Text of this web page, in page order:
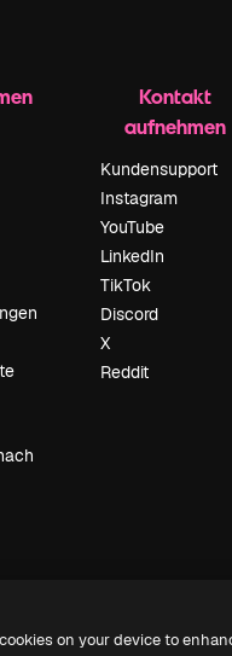
Kontakt
aufnehmen
Kundensupport
Instagram
YouTube
LinkedIn
TikTok
Discord
X
Reddit
on your device to